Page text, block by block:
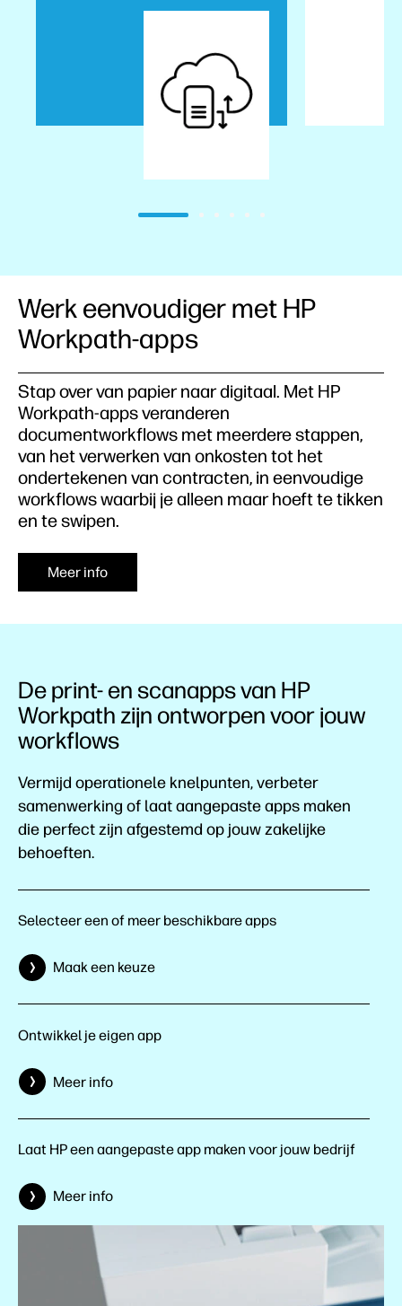
Werk eenvoudiger met HP
Workpath-apps
Stap over van papier naar digitaal. Met HP
Workpath-apps veranderen
documentworkflows met meerdere stappen,
van het verwerken van onkosten tot het
ondertekenen van contracten, in eenvoudige
workflows waarbij je alleen maar hoeft te tikken
en te swipen.
Meer info
De print- en scanapps van HP
Workpath zijn ontworpen voor jouw
workflows
Vermijd operationele knelpunten, verbeter
samenwerking of laat aangepaste apps maken
die perfect zijn afgestemd op jouw zakelijke
behoeften.
Selecteer een of meer beschikbare apps
Maak een keuze
Ontwikkel je eigen app
Meer info
Laat HP een aangepaste app maken voor jouw bedrijf
Meer info